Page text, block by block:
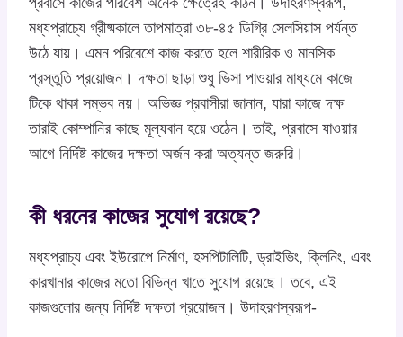
মধ্যপ্রাচ্যে গ্রীষ্মকালে তাপমাত্রা ৩৮-৪৫ ডিগ্রি সেলসিয়াস পর্যন্ত
উঠে যায়। এমন পরিবেশে কাজ করতে হলে শারীরিক ও মানসিক
প্রস্তুতি প্রয়োজন। দক্ষতা ছাড়া শুধু ভিসা পাওয়ার মাধ্যমে কাজে
টিকে থাকা সম্ভব নয়। অভিজ্ঞ প্রবাসীরা জানান, যারা কাজে দক্ষ
তারাই কোম্পানির কাছে মূল্যবান হয়ে ওঠেন। তাই, প্রবাসে যাওয়ার
আগে নির্দিষ্ট কাজের দক্ষতা অর্জন করা অত্যন্ত জরুরি।
কী ধরনের কাজের সুযোগ রয়েছে?
মধ্যপ্রাচ্য এবং ইউরোপে নির্মাণ, হসপিটালিটি, ড্রাইভিং, ক্লিনিং, এবং
কারখানার কাজের মতো বিভিন্ন খাতে সুযোগ রয়েছে। তবে, এই
কাজগুলোর জন্য নির্দিষ্ট দক্ষতা প্রয়োজন। উদাহরণস্বরূপ-